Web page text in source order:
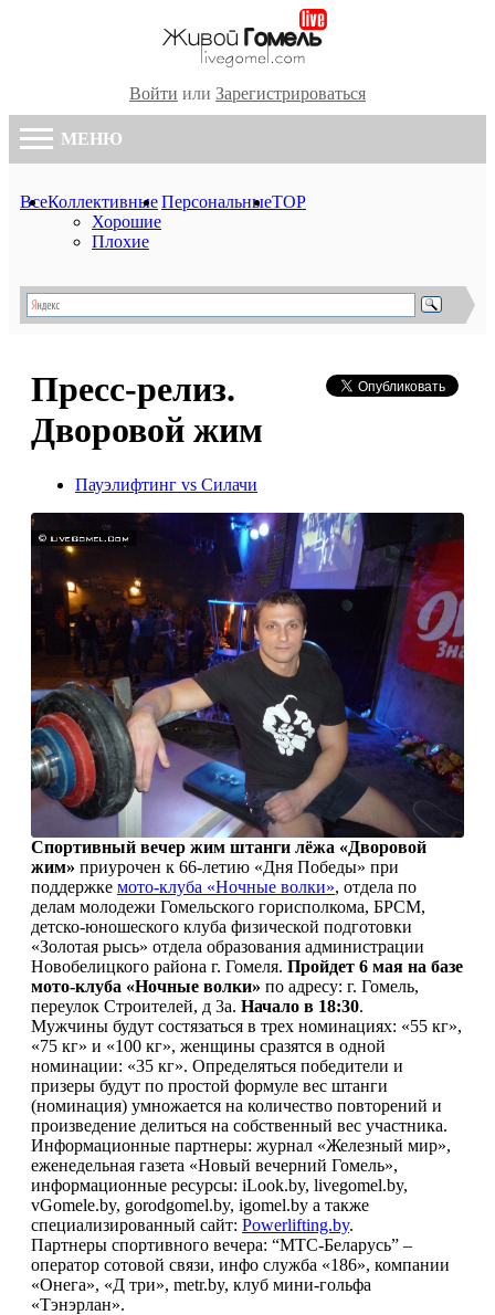
Войти или Зарегистрироваться
МЕНЮ
ВсеКоллективные
Хорошие
Плохие
ПерсональныеTOP
Пресс-релиз.
Дворовой жим
Пауэлифтинг vs Силачи
Спортивный вечер жим штанги лёжа «Дворовой
жим» приурочен к 66-летию «Дня Победы» при
поддержке мото-клуба «Ночные волки», отдела по
делам молодежи Гомельского горисполкома, БРСМ,
детско-юношеского клуба физической подготовки
«Золотая рысь» отдела образования администрации
Новобелицкого района г. Гомеля. Пройдет 6 мая на базе
мото-клуба «Ночные волки» по адресу: г. Гомель,
переулок Строителей, д 3а. Начало в 18:30.
Мужчины будут состязаться в трех номинациях: «55 кг»,
«75 кг» и «100 кг», женщины сразятся в одной
номинации: «35 кг». Определяться победители и
призеры будут по простой формуле вес штанги
(номинация) умножается на количество повторений и
произведение делиться на собственный вес участника.
Информационные партнеры: журнал «Железный мир»,
еженедельная газета «Новый вечерний Гомель»,
информационные ресурсы: iLook.by, livegomel.by,
vGomele.by, gorodgomel.by, igomel.by а также
специализированный сайт: Powerlifting.by.
Партнеры спортивного вечера: “МТС-Беларусь” –
оператор сотовой связи, инфо служба «186», компании
«Онега», «Д три», metr.by, клуб мини-гольфа
«Тэнэрлан».